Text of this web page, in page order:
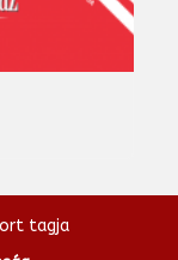
tagja